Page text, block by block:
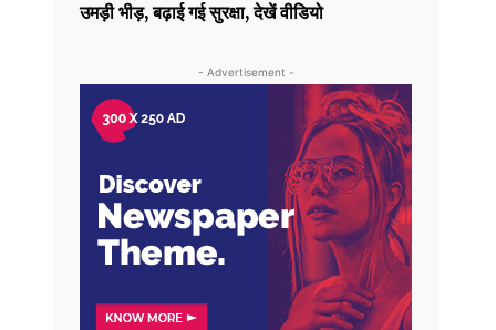
उमड़ी भीड़, बढ़ाई गई सुरक्षा, देखें वीडियो
- Advertisement -